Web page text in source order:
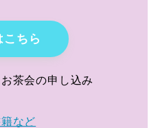
こちら
茶会の申し込み
など